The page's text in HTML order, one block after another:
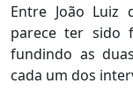
Entre João Luiz
parece ter sido
fundindo as
cada um dos